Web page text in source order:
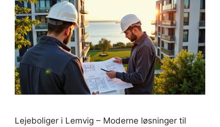
Lejeboliger i Lemvig – Moderne løsninger til